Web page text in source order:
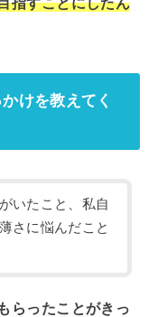
けを教えてく
いたこと、私自
さに悩んだこと
らったことがきっ